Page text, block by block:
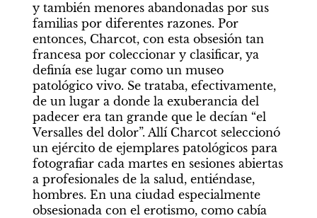
y también menores abandonadas por sus
familias por diferentes razones. Por
entonces, Charcot, con esta obsesión tan
francesa por coleccionar y clasificar, ya
definía ese lugar como un museo
patológico vivo. Se trataba, efectivamente,
de un lugar a donde la exuberancia del
padecer era tan grande que le decían “el
Versalles del dolor”. Allí Charcot seleccionó
un ejército de ejemplares patológicos para
fotografiar cada martes en sesiones abiertas
a profesionales de la salud, entiéndase,
hombres. En una ciudad especialmente
obsesionada con el erotismo, como cabía